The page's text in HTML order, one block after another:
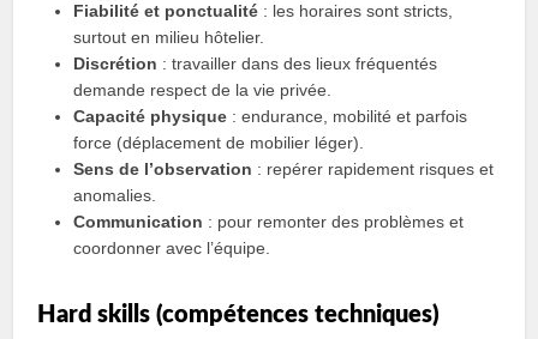
Fiabilité et ponctualité : les horaires sont stricts,
surtout en milieu hôtelier.
Discrétion : travailler dans des lieux fréquentés
demande respect de la vie privée.
Capacité physique : endurance, mobilité et parfois
force (déplacement de mobilier léger).
Sens de l’observation : repérer rapidement risques et
anomalies.
Communication : pour remonter des problèmes et
coordonner avec l’équipe.
Hard skills (compétences techniques)